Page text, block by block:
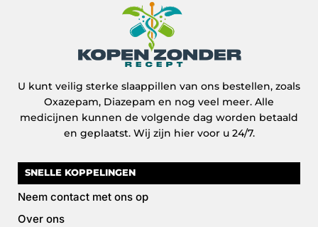
U kunt veilig sterke slaappillen van ons bestellen, zoals
Oxazepam, Diazepam en nog veel meer. Alle
medicijnen kunnen de volgende dag worden betaald
en geplaatst. Wij zijn hier voor u 24/7.
SNELLE KOPPELINGEN
Neem contact met ons op
Over ons